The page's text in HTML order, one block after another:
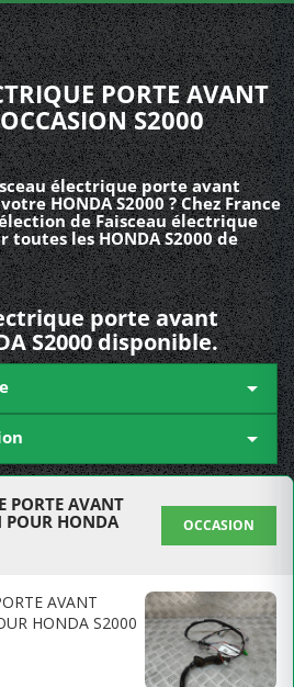
PORTE AVANT
S2000
électrique porte avant
HONDA S2000 ? Chez France
de Faisceau électrique
les HONDA S2000 de
porte avant
S2000 disponible.


PORTE AVANT
POUR HONDA
OCCASION
AVANT
HONDA S2000